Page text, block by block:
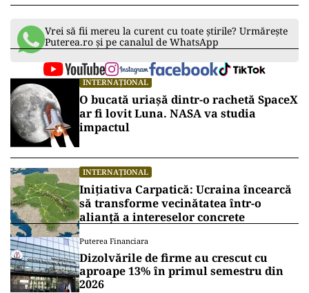
Vrei să fii mereu la curent cu toate știrile? Urmărește
Puterea.ro și pe canalul de WhatsApp
INTERNAȚIONAL
O bucată uriașă dintr-o rachetă SpaceX
ar fi lovit Luna. NASA va studia
impactul
INTERNAȚIONAL
Inițiativa Carpatică: Ucraina încearcă
să transforme vecinătatea într-o
alianță a intereselor concrete
Puterea Financiara
Dizolvările de firme au crescut cu
aproape 13% în primul semestru din
2026